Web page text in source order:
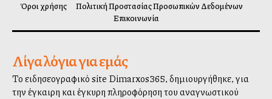
Όροι χρήσης
Πολιτική Προστασίας Προσωπικών Δεδομένων
Επικοινωνία
Λίγα λόγια για εμάς
Το ειδησεογραφικό site Dimarxos365, δημιουργήθηκε, για
την έγκαιρη και έγκυρη πληροφόρηση του αναγνωστικού